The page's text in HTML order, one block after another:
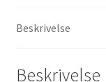
Beskrivelse
Beskrivelse